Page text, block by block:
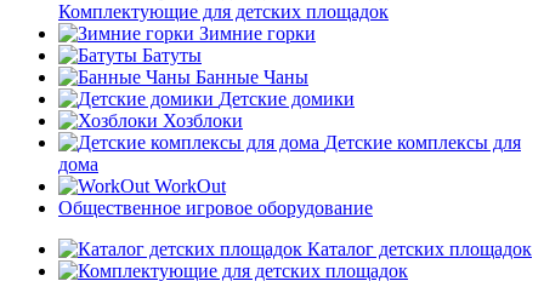
Комплектующие для детских площадок
Зимние горки
Батуты
Банные Чаны
Детские домики
Хозблоки
Детские комплексы для
дома
WorkOut
Общественное игровое оборудование
Каталог детских площадок